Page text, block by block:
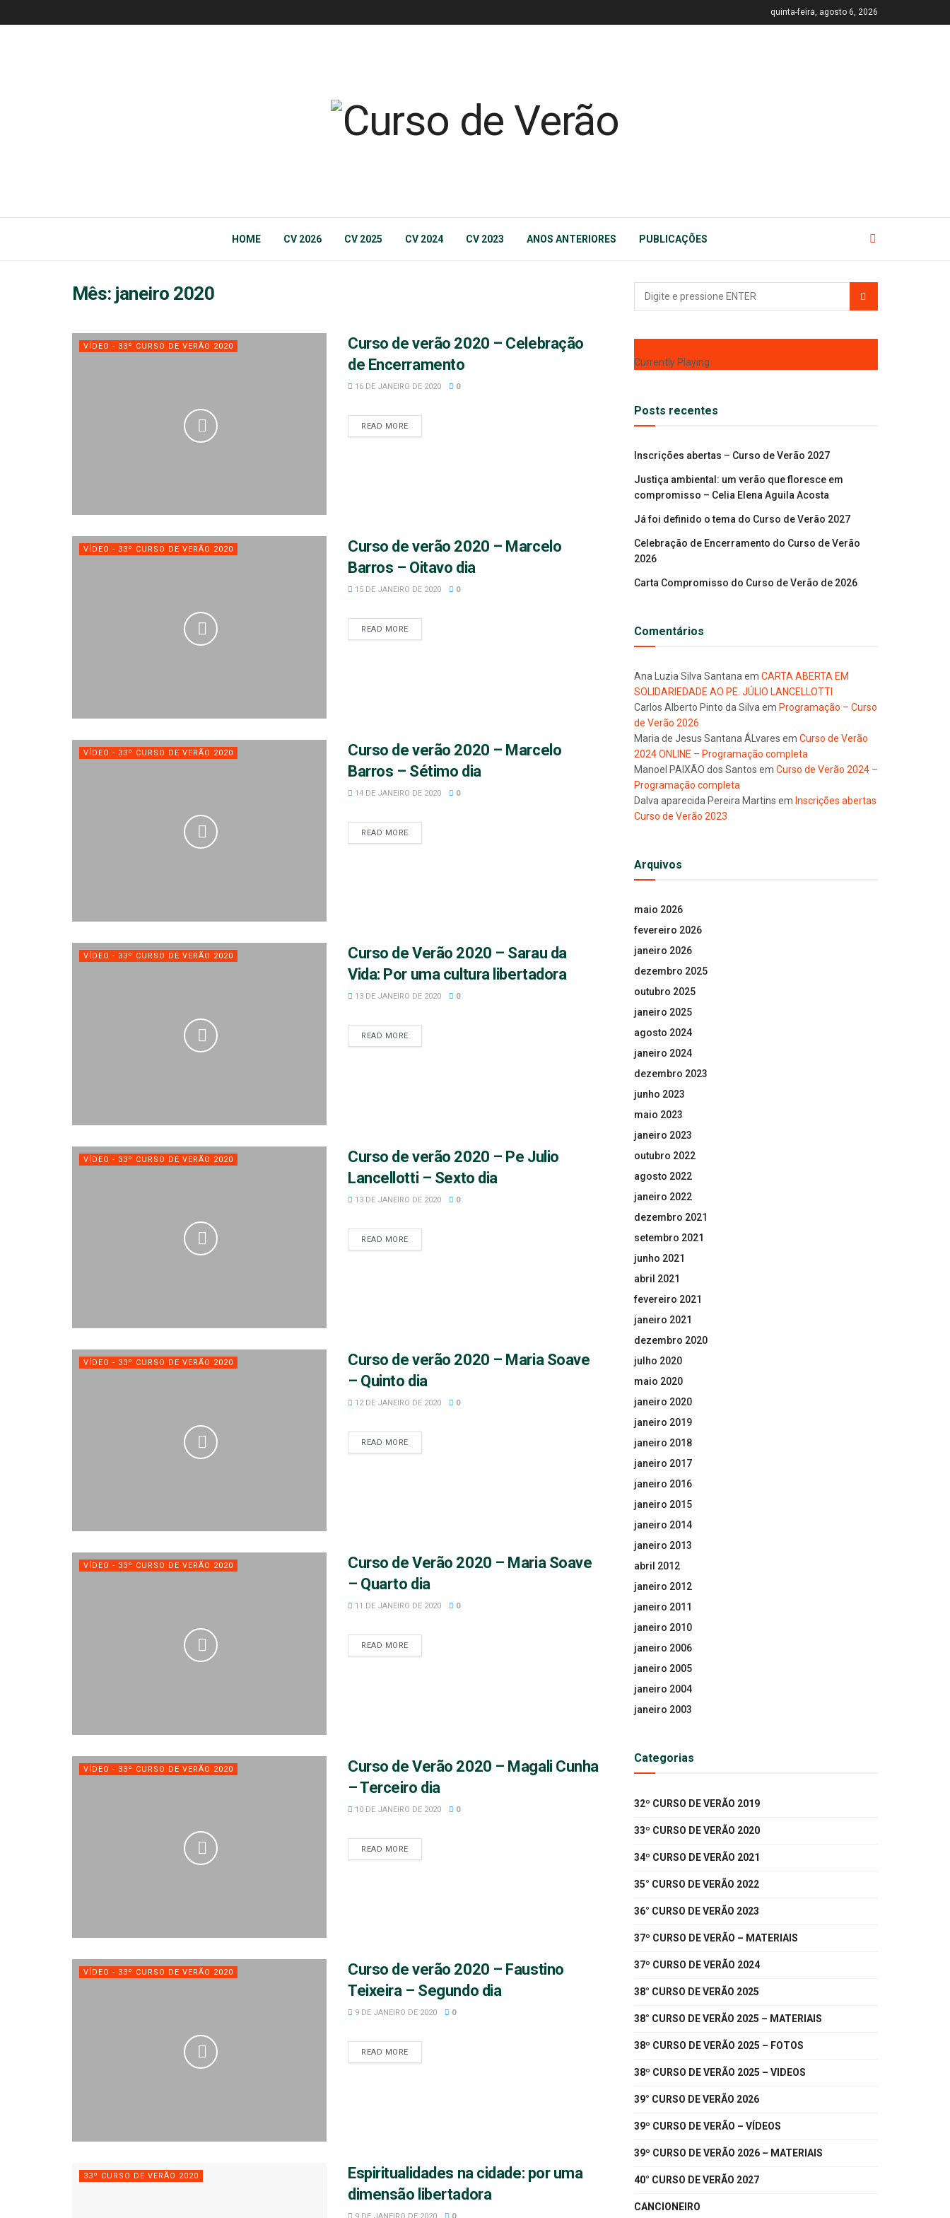
quinta-feira, agosto 6, 2026
HOME CV 2026 CV 2025 CV 2024 CV 2023 ANOS ANTERIORES PUBLICAÇÕES
Mês: janeiro 2020
VÍDEO - 33º CURSO DE VERÃO 2020
Curso de verão 2020 – Celebração
de Encerramento
16 DE JANEIRO DE 2020 0
READ MORE
VÍDEO - 33º CURSO DE VERÃO 2020
Curso de verão 2020 – Marcelo
Barros – Oitavo dia
15 DE JANEIRO DE 2020 0
READ MORE
VÍDEO - 33º CURSO DE VERÃO 2020
Curso de verão 2020 – Marcelo
Barros – Sétimo dia
14 DE JANEIRO DE 2020 0
READ MORE
VÍDEO - 33º CURSO DE VERÃO 2020
Curso de Verão 2020 – Sarau da
Vida: Por uma cultura libertadora
13 DE JANEIRO DE 2020 0
READ MORE
VÍDEO - 33º CURSO DE VERÃO 2020
Curso de verão 2020 – Pe Julio
Lancellotti – Sexto dia
13 DE JANEIRO DE 2020 0
READ MORE
VÍDEO - 33º CURSO DE VERÃO 2020
Curso de verão 2020 – Maria Soave
– Quinto dia
12 DE JANEIRO DE 2020 0
READ MORE
VÍDEO - 33º CURSO DE VERÃO 2020
Curso de Verão 2020 – Maria Soave
– Quarto dia
11 DE JANEIRO DE 2020 0
READ MORE
VÍDEO - 33º CURSO DE VERÃO 2020
Curso de Verão 2020 – Magali Cunha
– Terceiro dia
10 DE JANEIRO DE 2020 0
READ MORE
VÍDEO - 33º CURSO DE VERÃO 2020
Curso de verão 2020 – Faustino
Teixeira – Segundo dia
9 DE JANEIRO DE 2020 0
READ MORE
33º CURSO DE VERÃO 2020
Espiritualidades na cidade: por uma
dimensão libertadora
9 DE JANEIRO DE 2020 0
Currently Playing
Posts recentes
Inscrições abertas – Curso de Verão 2027
Justiça ambiental: um verão que floresce em
compromisso – Celia Elena Aguila Acosta
Já foi definido o tema do Curso de Verão 2027
Celebração de Encerramento do Curso de Verão
2026
Carta Compromisso do Curso de Verão de 2026
Comentários
Ana Luzia Silva Santana em CARTA ABERTA EM
SOLIDARIEDADE AO PE. JÚLIO LANCELLOTTI
Carlos Alberto Pinto da Silva em Programação – Curso
de Verão 2026
Maria de Jesus Santana ÁLvares em Curso de Verão
2024 ONLINE – Programação completa
Manoel PAIXÃO dos Santos em Curso de Verão 2024 –
Programação completa
Dalva aparecida Pereira Martins em Inscrições abertas
Curso de Verão 2023
Arquivos
maio 2026
fevereiro 2026
janeiro 2026
dezembro 2025
outubro 2025
janeiro 2025
agosto 2024
janeiro 2024
dezembro 2023
junho 2023
maio 2023
janeiro 2023
outubro 2022
agosto 2022
janeiro 2022
dezembro 2021
setembro 2021
junho 2021
abril 2021
fevereiro 2021
janeiro 2021
dezembro 2020
julho 2020
maio 2020
janeiro 2020
janeiro 2019
janeiro 2018
janeiro 2017
janeiro 2016
janeiro 2015
janeiro 2014
janeiro 2013
abril 2012
janeiro 2012
janeiro 2011
janeiro 2010
janeiro 2006
janeiro 2005
janeiro 2004
janeiro 2003
Categorias
32º CURSO DE VERÃO 2019
33º CURSO DE VERÃO 2020
34º CURSO DE VERÃO 2021
35° CURSO DE VERÃO 2022
36° CURSO DE VERÃO 2023
37º CURSO DE VERÃO – MATERIAIS
37º CURSO DE VERÃO 2024
38° CURSO DE VERÃO 2025
38° CURSO DE VERÃO 2025 – MATERIAIS
38º CURSO DE VERÃO 2025 – FOTOS
38º CURSO DE VERÃO 2025 – VIDEOS
39° CURSO DE VERÃO 2026
39º CURSO DE VERÃO – VÍDEOS
39º CURSO DE VERÃO 2026 – MATERIAIS
40° CURSO DE VERÃO 2027
CANCIONEIRO